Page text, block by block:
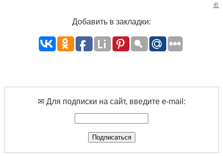
©
Добавить в закладки:
✉ Для подписки на сайт, введите e-mail: